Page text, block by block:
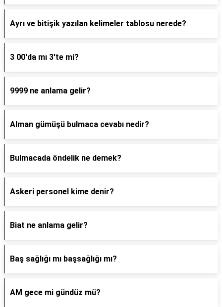
Ayrı ve bitişik yazılan kelimeler tablosu nerede?
3 00'da mı 3'te mi?
9999 ne anlama gelir?
Alman gümüşü bulmaca cevabı nedir?
Bulmacada öndelik ne demek?
Askeri personel kime denir?
Biat ne anlama gelir?
Baş sağlığı mı başsağlığı mı?
AM gece mi gündüz mü?